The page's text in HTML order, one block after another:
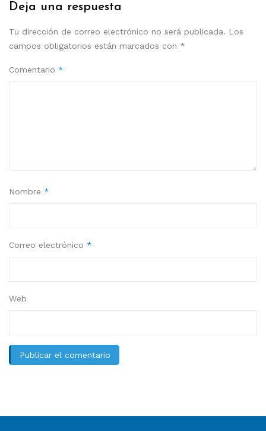
Deja una respuesta
Tu dirección de correo electrónico no será publicada. Los
campos obligatorios están marcados con *
Comentario *
Nombre *
Correo electrónico *
Web